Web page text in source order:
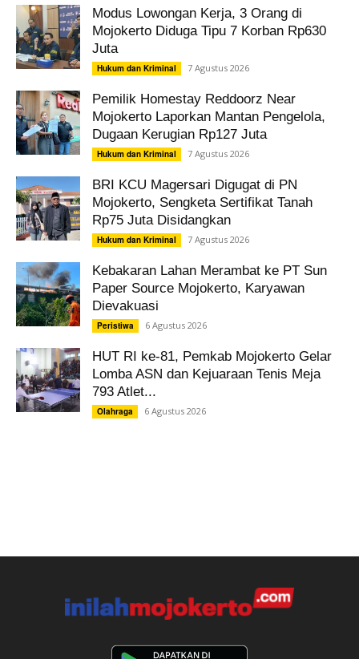
Modus Lowongan Kerja, 3 Orang di
Mojokerto Diduga Tipu 7 Korban Rp630
Juta
Hukum dan Kriminal 7 Agustus 2026
Pemilik Homestay Reddoorz Near
Mojokerto Laporkan Mantan Pengelola,
Dugaan Kerugian Rp127 Juta
Hukum dan Kriminal 7 Agustus 2026
BRI KCU Magersari Digugat di PN
Mojokerto, Sengketa Sertifikat Tanah
Rp75 Juta Disidangkan
Hukum dan Kriminal 7 Agustus 2026
Kebakaran Lahan Merambat ke PT Sun
Paper Source Mojokerto, Karyawan
Dievakuasi
Peristiwa 6 Agustus 2026
HUT RI ke-81, Pemkab Mojokerto Gelar
Lomba ASN dan Kejuaraan Tenis Meja
793 Atlet...
Olahraga 6 Agustus 2026